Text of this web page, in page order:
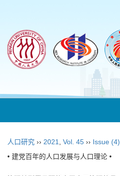
人口研究 ›› 2021 Vol. 45 ›› Issue (4)
• 建党百年的人口发展与人口理论 •